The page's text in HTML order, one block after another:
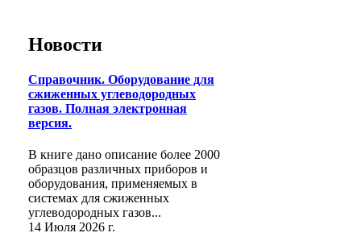
Новости
Справочник. Оборудование для
сжиженных углеводородных
газов. Полная электронная
версия.
В книге дано описание более 2000
образцов различных приборов и
оборудования, применяемых в
системах для сжиженных
углеводородных газов...
14 Июля 2026 г.